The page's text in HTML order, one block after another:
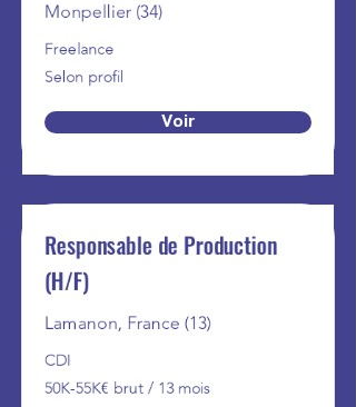
Monpellier (34)
Freelance
Selon profil
Voir
Responsable de Production
(H/F)
Lamanon, France (13)
CDI
50K-55K€ brut / 13 mois